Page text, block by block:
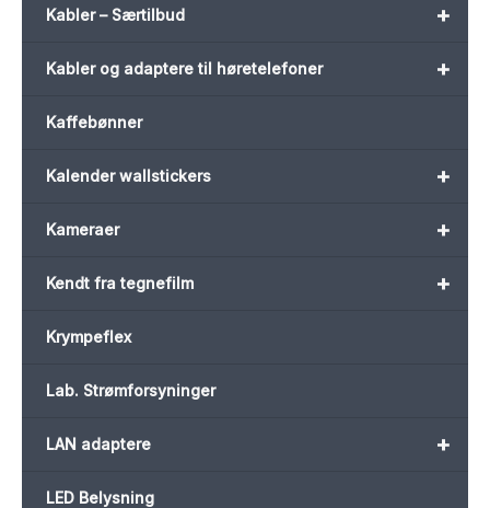
+
Kabler – Særtilbud
+
Kabler og adaptere til høretelefoner
Kaffebønner
+
Kalender wallstickers
+
Kameraer
+
Kendt fra tegnefilm
Krympeflex
Lab. Strømforsyninger
+
LAN adaptere
LED Belysning